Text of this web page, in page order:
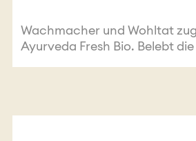
Wachmacher und Wohltat
Ayurveda Fresh Bio. Belebt die